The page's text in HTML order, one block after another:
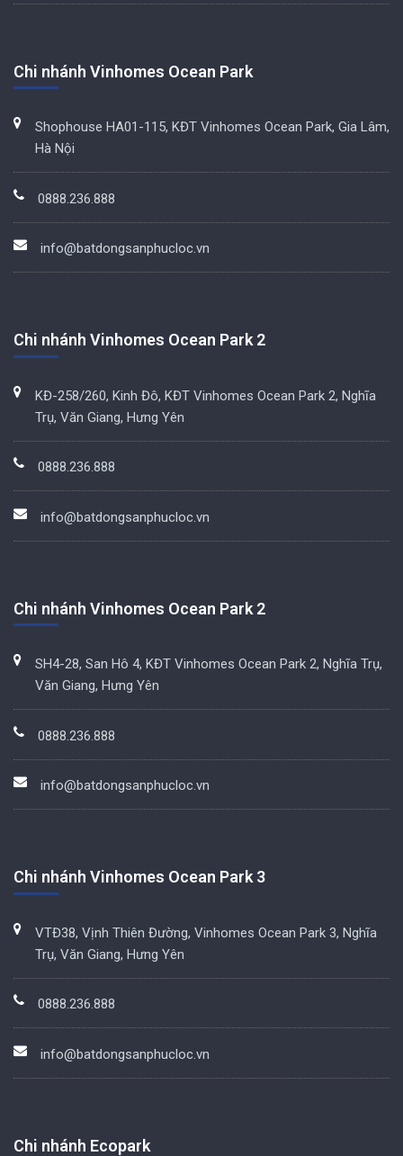
Chi nhánh Vinhomes Ocean Park
Shophouse HA01-115, KĐT Vinhomes Ocean Park, Gia Lâm,
Hà Nội
0888.236.888
info@batdongsanphucloc.vn
Chi nhánh Vinhomes Ocean Park 2
KĐ-258/260, Kinh Đô, KĐT Vinhomes Ocean Park 2, Nghĩa
Trụ, Văn Giang, Hưng Yên
0888.236.888
info@batdongsanphucloc.vn
Chi nhánh Vinhomes Ocean Park 2
SH4-28, San Hô 4, KĐT Vinhomes Ocean Park 2, Nghĩa Trụ,
Văn Giang, Hưng Yên
0888.236.888
info@batdongsanphucloc.vn
Chi nhánh Vinhomes Ocean Park 3
VTĐ38, Vịnh Thiên Đường, Vinhomes Ocean Park 3, Nghĩa
Trụ, Văn Giang, Hưng Yên
0888.236.888
info@batdongsanphucloc.vn
Chi nhánh Ecopark